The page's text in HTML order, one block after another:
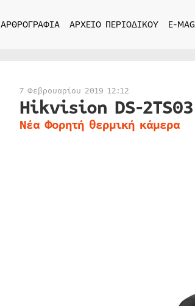
ΑΡΘΡΟΓΡΑΦΙΑ ΑΡΧΕΙΟ ΠΕΡΙΟΔΙΚΟΥ E-MAG
7 Φεβρουαρίου 2019 12:12
Hikvision DS-2TS03
Νέα Φορητή θερμική κάμερα